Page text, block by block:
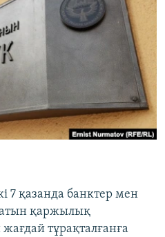
7 қазанда банктер мен
қаржылық
тұрақталғанға